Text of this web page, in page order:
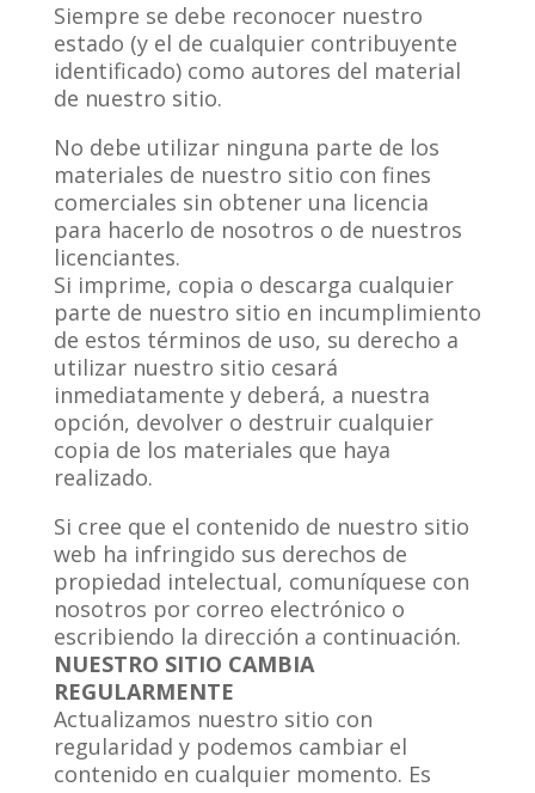
Siempre se debe reconocer nuestro
estado (y el de cualquier contribuyente
identificado) como autores del material
de nuestro sitio.
No debe utilizar ninguna parte de los
materiales de nuestro sitio con fines
comerciales sin obtener una licencia
para hacerlo de nosotros o de nuestros
licenciantes.
Si imprime, copia o descarga cualquier
parte de nuestro sitio en incumplimiento
de estos términos de uso, su derecho a
utilizar nuestro sitio cesará
inmediatamente y deberá, a nuestra
opción, devolver o destruir cualquier
copia de los materiales que haya
realizado.
Si cree que el contenido de nuestro sitio
web ha infringido sus derechos de
propiedad intelectual, comuníquese con
nosotros por correo electrónico o
escribiendo la dirección a continuación.
NUESTRO SITIO CAMBIA
REGULARMENTE
Actualizamos nuestro sitio con
regularidad y podemos cambiar el
contenido en cualquier momento. Es